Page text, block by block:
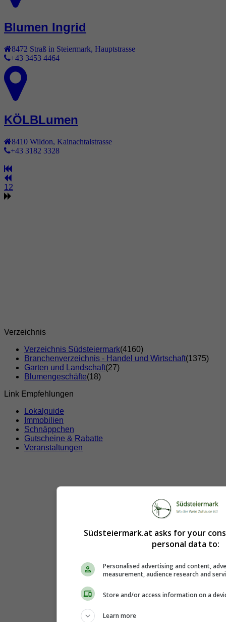
Blumen Ingrid
8472 Straß in Steiermark Hauptstrasse
+43 3453 4464
KÖLBLumen
8410 Wildon, Kainachtalstrasse
+43 3182 3328
1 2
Verzeichnis
Verzeichnis Südsteiermark(4160)
Branchenverzeichnis - Handel und Wirtschaft(1375)
Garten und Landschaft(27)
Blumengeschäfte(18)
Link Empfehlungen
Lokalguide
Immobilien
Schnäppchen
Gutscheine & Rabatte
Veranstaltungen
Südsteiermark.at asks for your
personal data to:
Personalised advertising and content,
measurement, audience research and
Store and/or access information on a
Learn more